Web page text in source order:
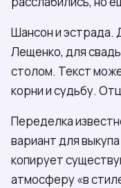
Шансон и эстрада.
Лещенко, для
столом. Текст
корни и судьбу.
Переделка
вариант для
копирует
атмосферу «в